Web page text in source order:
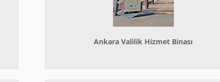
Ankara Valilik Hizmet Binası